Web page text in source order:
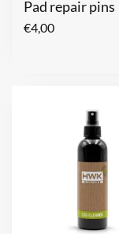
Pad repair pins
€4,00